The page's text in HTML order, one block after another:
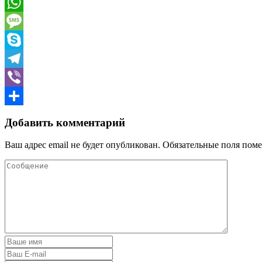
WhatsApp
Message
Skype
Telegram
Viber
Добавить комментарий
Ваш адрес email не будет опубликован. Обязательные поля